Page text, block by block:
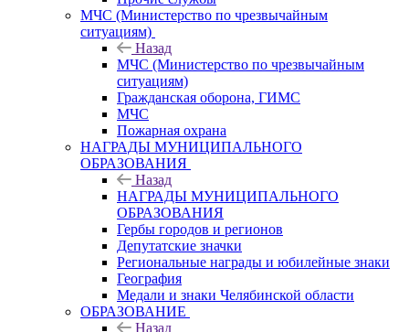
МЧС (Министерство по чрезвычайным
ситуациям)
Назад
МЧС (Министерство по чрезвычайным
ситуациям)
Гражданская оборона, ГИМС
МЧС
Пожарная охрана
НАГРАДЫ МУНИЦИПАЛЬНОГО
ОБРАЗОВАНИЯ
Назад
НАГРАДЫ МУНИЦИПАЛЬНОГО
ОБРАЗОВАНИЯ
Гербы городов и регионов
Депутатские значки
Региональные награды и юбилейные знаки
География
Медали и знаки Челябинской области
ОБРАЗОВАНИЕ
Назад